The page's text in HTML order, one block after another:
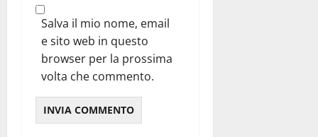
Salva il mio nome, email
e sito web in questo
browser per la prossima
volta che commento.